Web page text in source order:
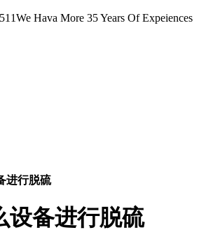
We Hava More 35 Years Of Expeiences
进行脱硫
设备进行脱硫